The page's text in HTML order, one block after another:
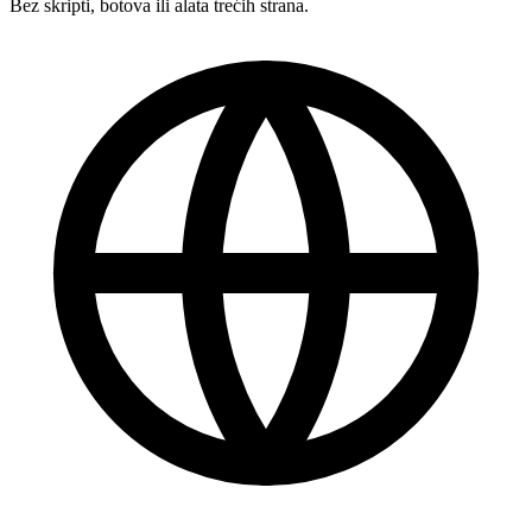
Savršeno! Mogu li pratiti napredak uživo?
Odlično, vi ste najbolji 🧡
Bez skripti, botova ili alata trećih strana.